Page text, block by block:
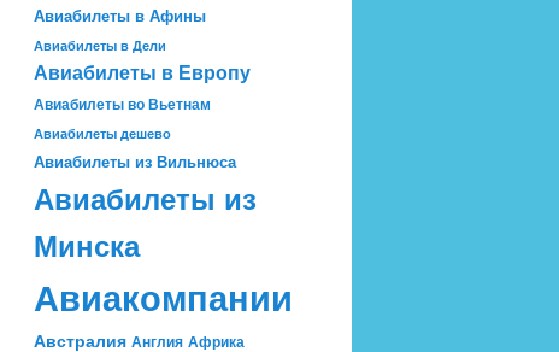
Авиабилеты в Афины
Авиабилеты в Дели
Авиабилеты в Европу
Авиабилеты во Вьетнам
Авиабилеты дешево
Авиабилеты из Вильнюса
Авиабилеты из
Минска
Авиакомпании
Австралия Англия Африка